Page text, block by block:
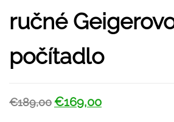
ručné
počítadlo
€189,00€169,00